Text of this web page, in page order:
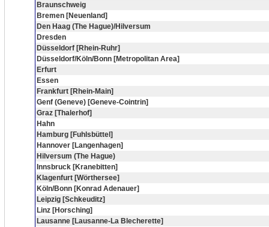
Braunschweig
Bremen [Neuenland]
Den Haag (The Hague)/Hilversum
Dresden
Düsseldorf [Rhein-Ruhr]
Düsseldorf/Köln/Bonn [Metropolitan Area]
Erfurt
Essen
Frankfurt [Rhein-Main]
Genf (Geneve) [Geneve-Cointrin]
Graz [Thalerhof]
Hahn
Hamburg [Fuhlsbüttel]
Hannover [Langenhagen]
Hilversum (The Hague)
Innsbruck [Kranebitten]
Klagenfurt [Wörthersee]
Köln/Bonn [Konrad Adenauer]
Leipzig [Schkeuditz]
Linz [Horsching]
Lausanne [Lausanne-La Blecherette]